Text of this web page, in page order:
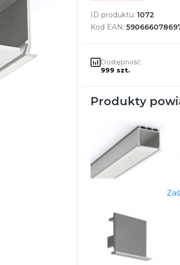
ID produktu: 1072
Kod EAN:
Dostępność:
999 szt.
Produkty